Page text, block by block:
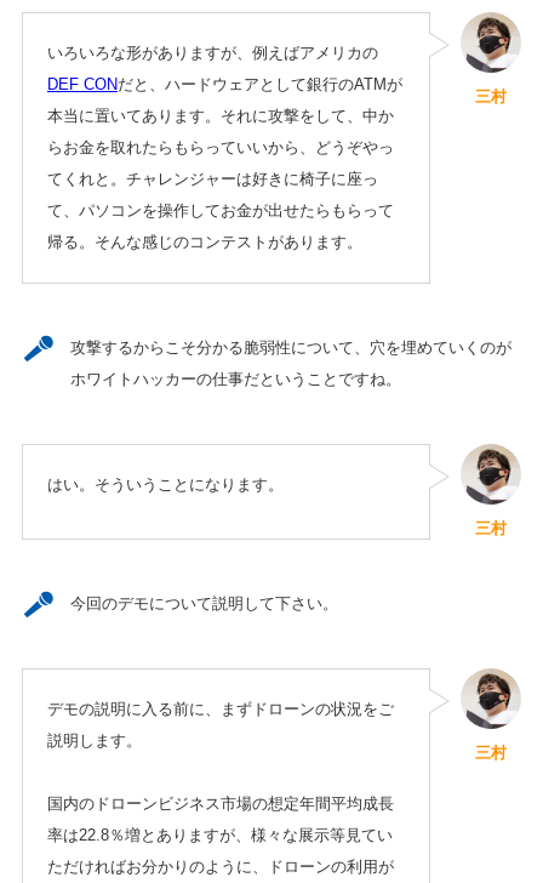
いろいろな形がありますが、例えばアメリカの
DEF CONだと、ハードウェアとして銀行のATMが
本当に置いてあります。それに攻撃をして、中か
らお金を取れたらもらっていいから、どうぞやっ
てくれと。チャレンジャーは好きに椅子に座っ
て、パソコンを操作してお金が出せたらもらって
帰る。そんな感じのコンテストがあります。
三村
攻撃するからこそ分かる脆弱性について、穴を埋めていくのが
ホワイトハッカーの仕事だということですね。
はい。そういうことになります。
三村
今回のデモについて説明して下さい。
デモの説明に入る前に、まずドローンの状況をご
説明します。
国内のドローンビジネス市場の想定年間平均成長
率は22.8％増とありますが、様々な展示等見てい
ただければお分かりのように、ドローンの利用が
三村